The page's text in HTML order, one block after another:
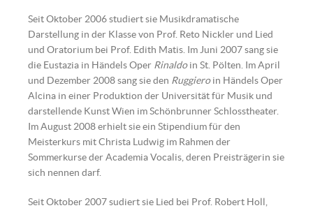
Seit Oktober 2006 studiert sie Musikdramatische
Darstellung in der Klasse von Prof. Reto Nickler und Lied
und Oratorium bei Prof. Edith Matis. Im Juni 2007 sang sie
die Eustazia in Händels Oper Rinaldoin St. Pölten. Im April
und Dezember 2008 sang sie den Ruggieroin Händels Oper
Alcina in einer Produktion der Universität für Musik und
darstellende Kunst Wien im Schönbrunner Schlosstheater.
Im August 2008 erhielt sie ein Stipendium für den
Meisterkurs mit Christa Ludwig im Rahmen der
Sommerkurse der Academia Vocalis, deren Preisträgerin sie
sich nennen darf.
Seit Oktober 2007 sudiert sie Lied bei Prof. Robert Holl,